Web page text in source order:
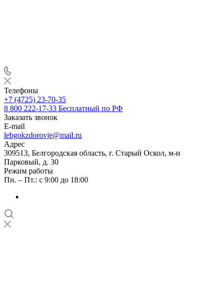
Телефоны
+7 (4725) 23-70-35
8 800 222-17-33 Бесплатный по РФ
Заказать звонок
E-mail
lebgokzdorovje@mail.ru
Адрес
309513, Белгородская область, г. Старый Оскол, м-н
Парковый, д. 30
Режим работы
Пн. – Пт.: с 9:00 до 18:00